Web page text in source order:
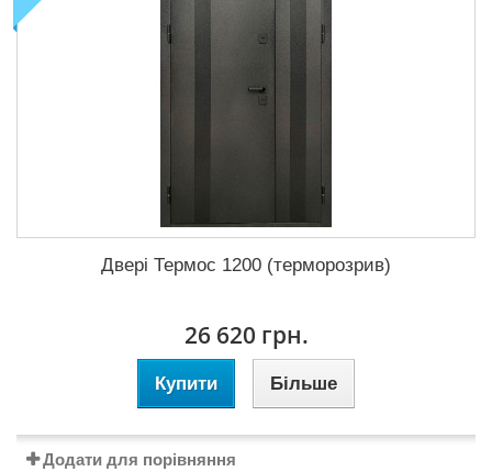
Двері Термос 1200 (терморозрив)
26 620 грн.
Купити Більше
Додати для порівняння